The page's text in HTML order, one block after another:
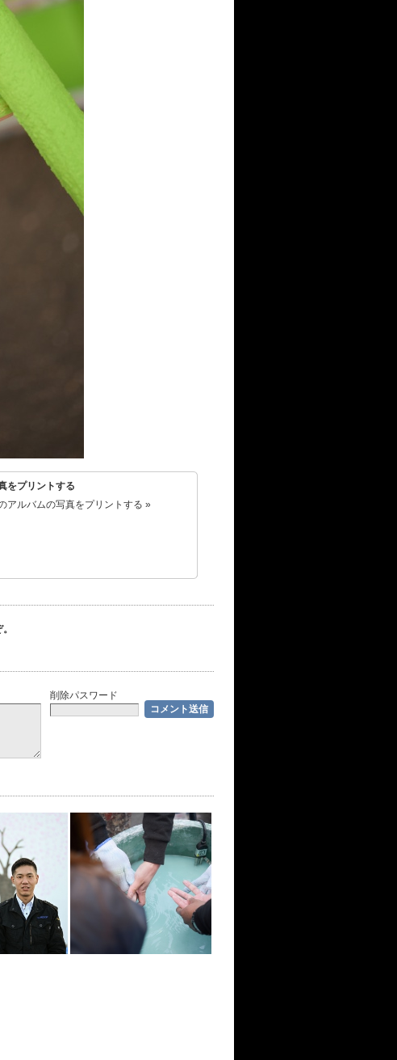
をプリントする
アルバムの写真をプリントする »
削除パスワード